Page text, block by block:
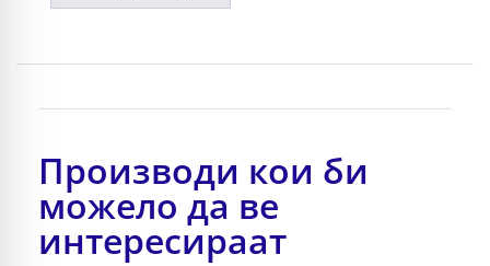
Производи кои би
можело да ве
интересираат